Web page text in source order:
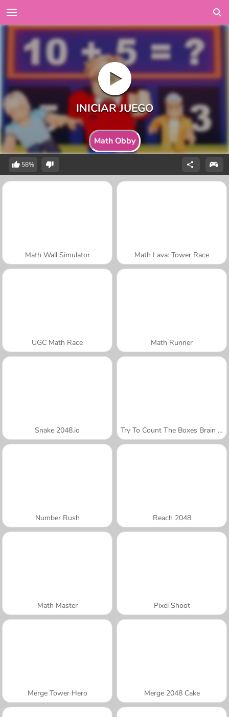
Math Obby
58%
Math Wall Simulator Math Lava: Tower Race
UGC Math Race Math Runner
Snake 2048.io Try To Count The Boxes Brain Training
Number Rush Reach 2048
Math Master Pixel Shoot
Merge Tower Hero Merge 2048 Cake